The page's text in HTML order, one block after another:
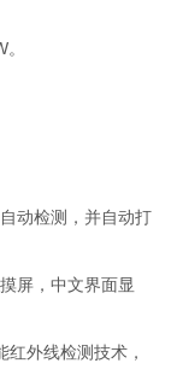
动检测，并自动打
屏，中文界面显
外线检测技术，